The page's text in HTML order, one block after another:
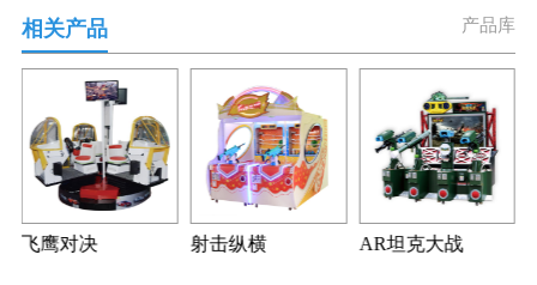
相关产品 产品库
飞鹰对决 射击纵横 AR坦克大战